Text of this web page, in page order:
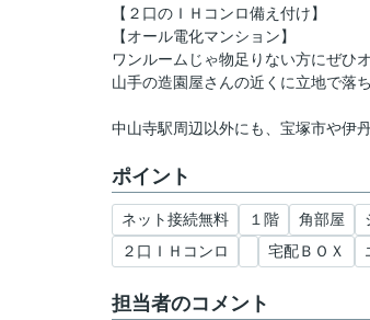
【２口のＩＨコンロ備え付け】
【オール電化マンション】
ワンルームじゃ物足りない方にぜひ
山手の造園屋さんの近くに立地で落
中山寺駅周辺以外にも、宝塚市や伊
ポイント
ネット接続無料 １階 角部屋
２口ＩＨコンロ
宅配ＢＯＸ
担当者のコメント